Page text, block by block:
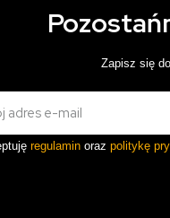
Zapisz się
regulamin oraz politykę